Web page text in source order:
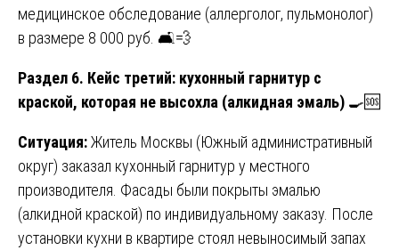
медицинское обследование (аллерголог, пульмонолог)
в размере 8 000 руб. 🛋️💨
Раздел 6. Кейс третий: кухонный гарнитур с
краской, которая не высохла (алкидная эмаль) 🍳🆘
Ситуация:Житель Москвы (Южный административный
округ) заказал кухонный гарнитур у местного
производителя. Фасады были покрыты эмалью
(алкидной краской) по индивидуальному заказу. После
установки кухни в квартире стоял невыносимый запах